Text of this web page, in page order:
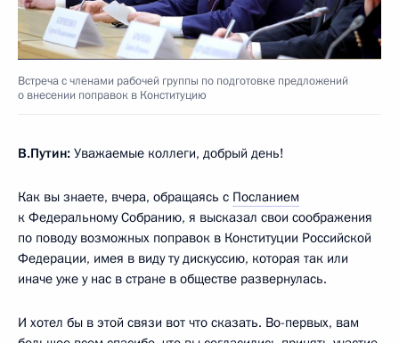
Встреча с членами рабочей группы по подготовке предложений
о внесении поправок в Конституцию
В.Путин: Уважаемые коллеги, добрый день!
Как вы знаете, вчера, обращаясь с Посланием
к Федеральному Собранию, я высказал свои соображения
по поводу возможных поправок в Конституции Российской
Федерации, имея в виду ту дискуссию, которая так или
иначе уже у нас в стране в обществе развернулась.
И хотел бы в этой связи вот что сказать. Во-первых, вам